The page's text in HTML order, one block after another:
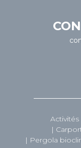
Activités
Pergola